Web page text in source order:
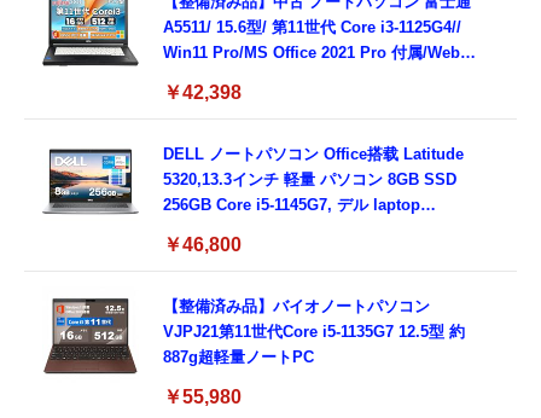
A5511/ 15.6型/ 第11世代 Core i3-1125G4//
Win11 Pro/MS Office 2021 Pro 付属/Webカ
3.0)/ 有線静音マウス付属/ 180日保証（メモリ
￥42,398
DELL ノートパソコン Office搭载 Latitude
5320,13.3インチ 軽量 パソコン 8GB SSD
256GB Core i5-1145G7, デル laptop
ド付き (整備済み品)
￥46,800
【整備済み品】バイオノートパソコン
VJPJ21第11世代Core i5-1135G7 12.5型 約
887g超軽量ノートPC
￥55,980